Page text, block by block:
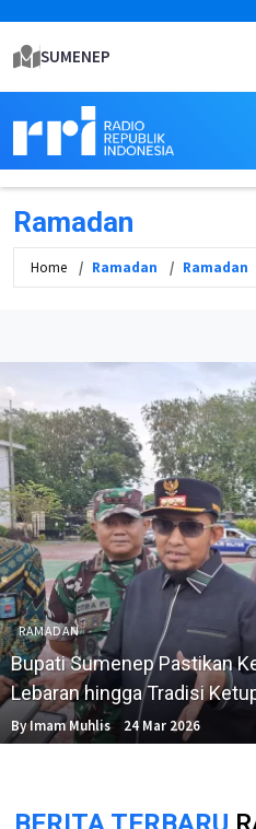
SUMENEP
Ramadan
Home Ramadan Ramadan
RAMADAN
Bupati Sumenep Pastikan
Lebaran hingga Tradisi
By Imam Muhlis 24 Mar 2026